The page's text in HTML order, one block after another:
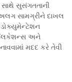
સાથે સુસંગતતાની
સામગ્રીને દાખલ
ડોક્યુમેન્ટેશન
અને
મદદ કરે તેવી